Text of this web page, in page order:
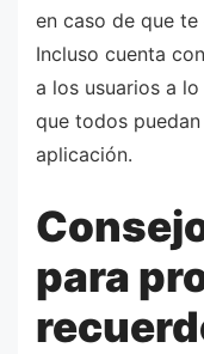
en caso de que
Incluso cuenta
a los usuarios a
que todos
aplicación.
para